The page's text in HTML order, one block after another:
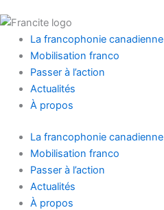
La francophonie canadienne
Mobilisation franco
Passer à l’action
Actualités
À propos
La francophonie canadienne
Mobilisation franco
Passer à l’action
Actualités
À propos